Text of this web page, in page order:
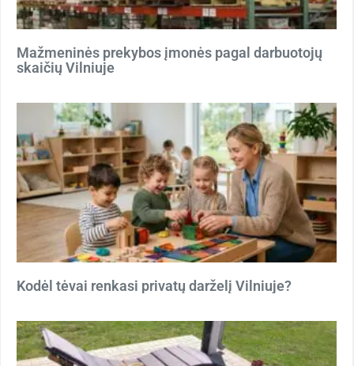
Mažmeninės prekybos įmonės pagal darbuotojų
skaičių Vilniuje
Kodėl tėvai renkasi privatų darželį Vilniuje?